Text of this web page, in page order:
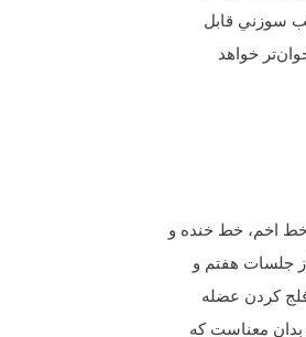
سوزني قابل
خواهد
اخم، خط خنده و
جلسات هفتم و
كردن عضله
معناست كه